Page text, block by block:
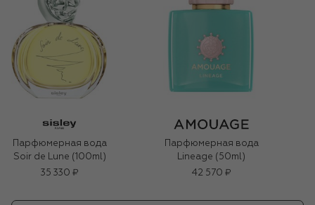
Парфюмерная вода
Soir de Lune (100ml)
35 330 ₽
Парфюмерная вода
Lineage (50ml)
42 570 ₽